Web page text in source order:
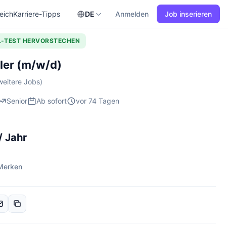
Karriere-Tipps DE Anmelden Job inserieren
TEST HERVORSTECHEN
(m/w/d)
Jobs)
Senior Ab sofort vor 74 Tagen
Jahr